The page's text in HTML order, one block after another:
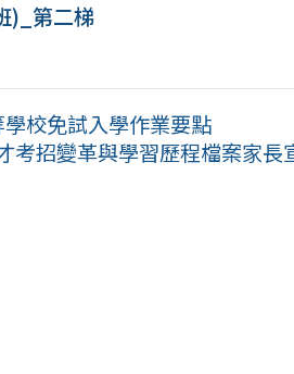
)_第二梯
學校免試入學作業要點
考招變革與學習歷程檔案家長